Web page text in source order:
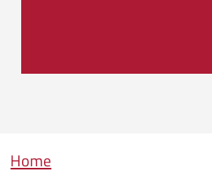
Briciole di pane
Home